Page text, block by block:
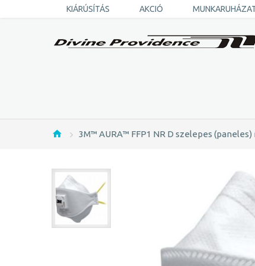
KIÁRÚSÍTÁS AKCIÓ
3M™ AURA™ FFP1 NR D szelepes